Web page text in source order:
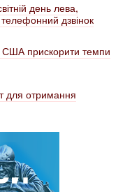
день лева,
дзвінок
США прискорити темпи
для отримання